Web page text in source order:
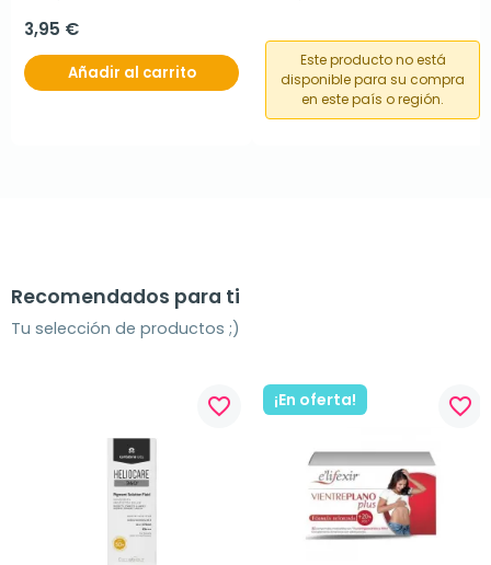
3,95 €
Añadir al carrito
Este producto no está
disponible para su compra
en este país o región.
Recomendados para ti
Tu selección de productos ;)
favorite_border ¡En oferta! favorite_border